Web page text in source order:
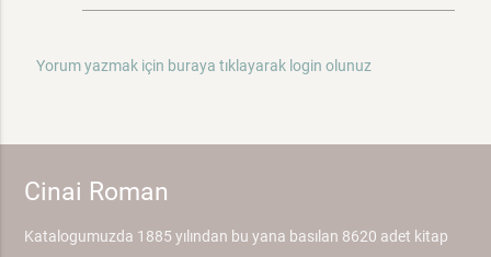
Yorum yazmak için buraya tıklayarak login olunuz
Cinai Roman
Katalogumuzda 1885 yılından bu yana basılan 8620 adet kitap